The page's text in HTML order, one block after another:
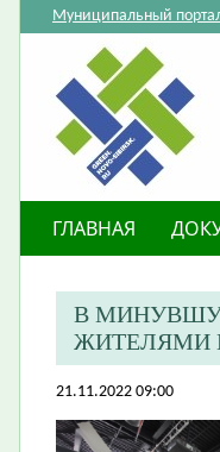
Муниципальный
ГЛАВНАЯ
В
ЖИТЕЛЯМИ
21.11.2022 09:00